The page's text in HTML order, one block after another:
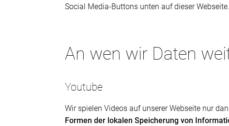
Social Media-Buttons unten auf dieser
An wen wir Daten
Youtube
Wir spielen Videos auf unserer Webseite nur
Formen der lokalen Speicherung von